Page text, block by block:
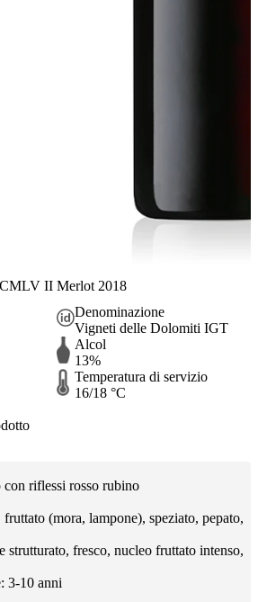
II Merlot 2018
Denominazione
Vigneti delle Dolomiti IGT
Alcol
13%
Temperatura di servizio
16/18 °C
riflessi rosso rubino
(mora, lampone), speziato, pepato,
fresco, nucleo fruttato intenso,
3-10 anni